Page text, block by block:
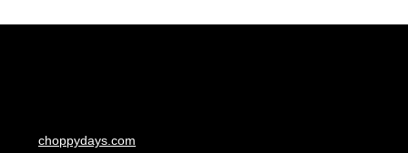
choppydays.com